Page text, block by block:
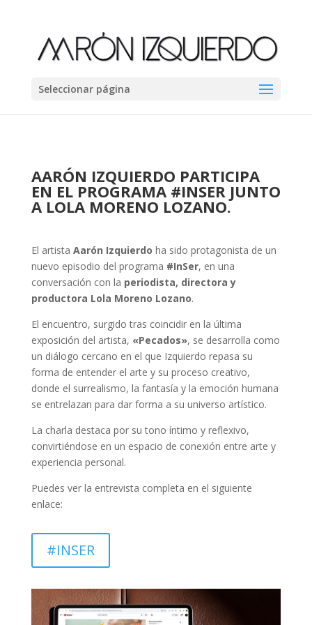
Seleccionar página
AARÓN IZQUIERDO PARTICIPA
EN EL PROGRAMA #INSER JUNTO
A LOLA MORENO LOZANO.
El artista Aarón Izquierdo ha sido protagonista de un
nuevo episodio del programa #InSer, en una
conversación con la periodista, directora y
productora Lola Moreno Lozano.
El encuentro, surgido tras coincidir en la última
exposición del artista, «Pecados», se desarrolla como
un diálogo cercano en el que Izquierdo repasa su
forma de entender el arte y su proceso creativo,
donde el surrealismo, la fantasía y la emoción humana
se entrelazan para dar forma a su universo artístico.
La charla destaca por su tono íntimo y reflexivo,
convirtiéndose en un espacio de conexión entre arte y
experiencia personal.
Puedes ver la entrevista completa en el siguiente
enlace:
#INSER